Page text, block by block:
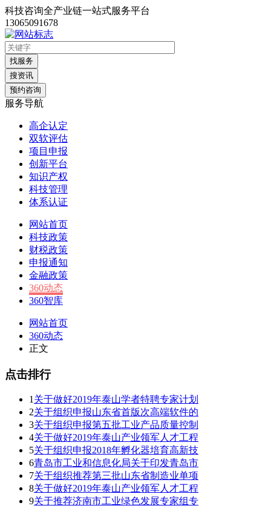
科技咨询全产业链一站式服务平台
13065091678
找服务
搜资讯
预约咨询
服务导航
高企认定
双软评估
项目申报
创新平台
知识产权
科技管理
体系认证
网站首页
科技政策
财税政策
申报通知
金融政策
360动态
360智库
网站首页
360动态
正文
点击排行
1关于做好2019年泰山学者特聘专家计划
2关于组织申报山东省首版次高端软件的
3关于组织申报第五批工业产品质量控制
4关于做好2019年泰山产业领军人才工程
5关于组织申报2018年孵化器培育高新技
6青岛市工业和信息化局关于印发青岛市
7关于组织推荐第三批山东省制造业单项
8关于做好2019年泰山产业领军人才工程
9关于推荐济南市工业绿色发展专家组专